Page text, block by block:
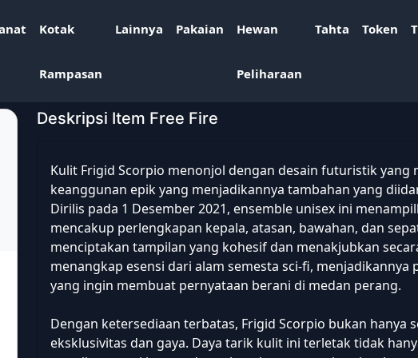
Kotak
Rampasan
Lainnya Pakaian Hewan
Peliharaan
Tahta Token
Deskripsi Item Free Fire
Kulit Frigid Scorpio menonjol dengan desain futuristik yang
keanggunan epik yang menjadikannya tambahan yang
Dirilis pada 1 Desember 2021, ensemble unisex ini
mencakup perlengkapan kepala, atasan, bawahan, dan
menciptakan tampilan yang kohesif dan menakjubkan
menangkap esensi dari alam semesta sci-fi,
yang ingin membuat pernyataan berani di medan perang.
Dengan ketersediaan terbatas, Frigid Scorpio bukan hanya
eksklusivitas dan gaya. Daya tarik kulit ini terletak tidak